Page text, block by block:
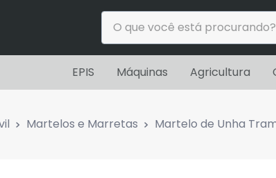
O que você está procurando?
EPIS Máquinas Agricultura
Martelos e Marretas Martelo de Unha
Termos mais buscados
1º
aspirador pó água